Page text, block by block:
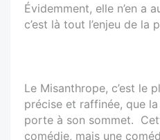
Évidemment, elle n’en a
c’est là tout l’enjeu de la
Le Misanthrope, c’est le
précise et raffinée, que
porte à son sommet.
comédie, mais une